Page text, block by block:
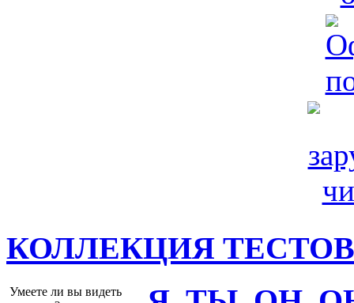
КОЛЛЕКЦИЯ ТЕСТОВ
Умеете ли вы видеть